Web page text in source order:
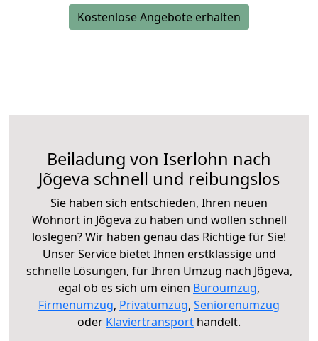
Kostenlose Angebote erhalten
Beiladung von Iserlohn nach
Jõgeva schnell und reibungslos
Sie haben sich entschieden, Ihren neuen
Wohnort in Jõgeva zu haben und wollen schnell
loslegen? Wir haben genau das Richtige für Sie!
Unser Service bietet Ihnen erstklassige und
schnelle Lösungen, für Ihren Umzug nach Jõgeva,
egal ob es sich um einen Büroumzug,
Firmenumzug, Privatumzug, Seniorenumzug
oder Klaviertransport handelt.